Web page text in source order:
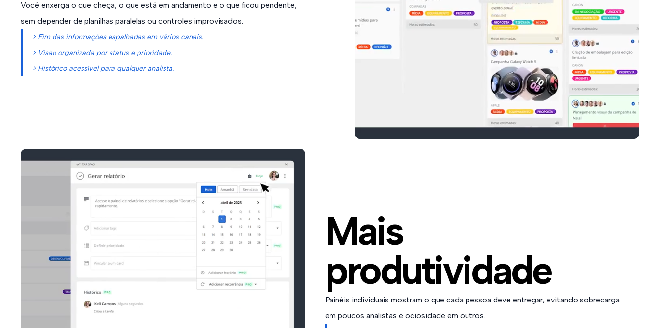
Você enxerga o que chega, o que está em andamento e o que ficou pendente,
sem depender de planilhas paralelas ou controles improvisados.
> Fim das informações espalhadas em vários canais.
> Visão organizada por status e prioridade.
> Histórico acessível para qualquer analista.
Mais
produtividade
Painéis individuais mostram o que cada pessoa deve entregar, evitando sobrecarga
em poucos analistas e ociosidade em outros.